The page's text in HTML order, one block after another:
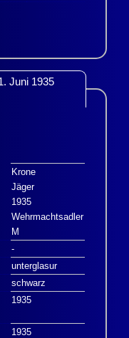
Juni 1935
Krone
Jäger
1935
Wehrmachtsadler
M
-
unterglasur
schwarz
1935
1935